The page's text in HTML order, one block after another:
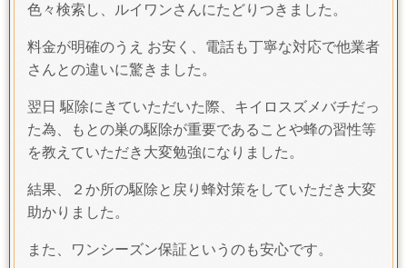
色々検索し、ルイワンさんにたどりつきました。
料金が明確のうえ お安く、電話も丁寧な対応で他業者
さんとの違いに驚きました。
翌日 駆除にきていただいた際、キイロスズメバチだっ
た為、もとの巣の駆除が重要であることや蜂の習性等
を教えていただき大変勉強になりました。
結果、２か所の駆除と戻り蜂対策をしていただき大変
助かりました。
また、ワンシーズン保証というのも安心です。